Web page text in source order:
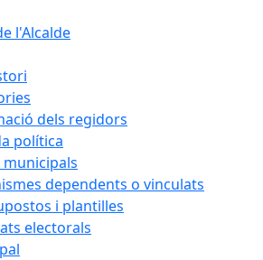
l'Alcalde
dels regidors
política
municipals
dependents o vinculats
i plantilles
electorals